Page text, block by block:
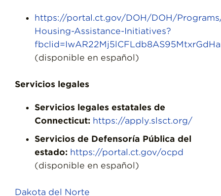
https://portal.ct.gov/DOH/DOH/
Housing-Assistance-Initiatives?
(disponible en español)
Servicios legales
Servicios legales estatales de
Connecticut: https://apply.slsct.org/
Servicios de Defensoría Pública del
estado: https://portal.ct.gov/ocpd
(disponible en español)
Dakota del Norte